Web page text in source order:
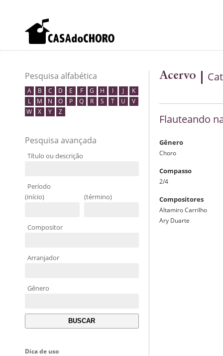
Pesquisa alfabética
A B C D E F G H I J
K
L
M N O P Q R S T U
V
W
X Y Z
Pesquisa avançada
Título ou descrição
Período
(início)
(término)
Compositor
Arranjador
Gênero
Dica de uso
Acervo
Flauteando
Gênero
Choro
Compasso
2/4
Compositores
Altamiro Carrilho
Ary Duarte